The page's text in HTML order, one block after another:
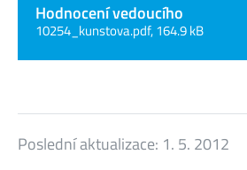
Hodnocení vedoucího
10254_kunstova.pdf, 164.9 kB
Poslední aktualizace: 1. 5. 2012